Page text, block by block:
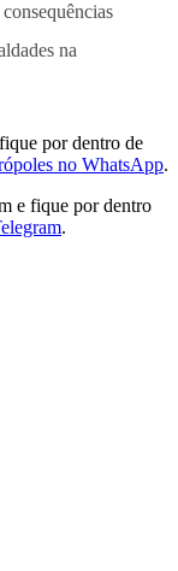
na
por dentro de
no WhatsApp.
e fique por dentro
.